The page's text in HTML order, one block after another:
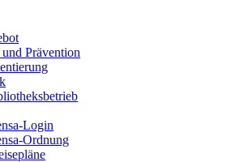
Prävention
Login
Ordnung